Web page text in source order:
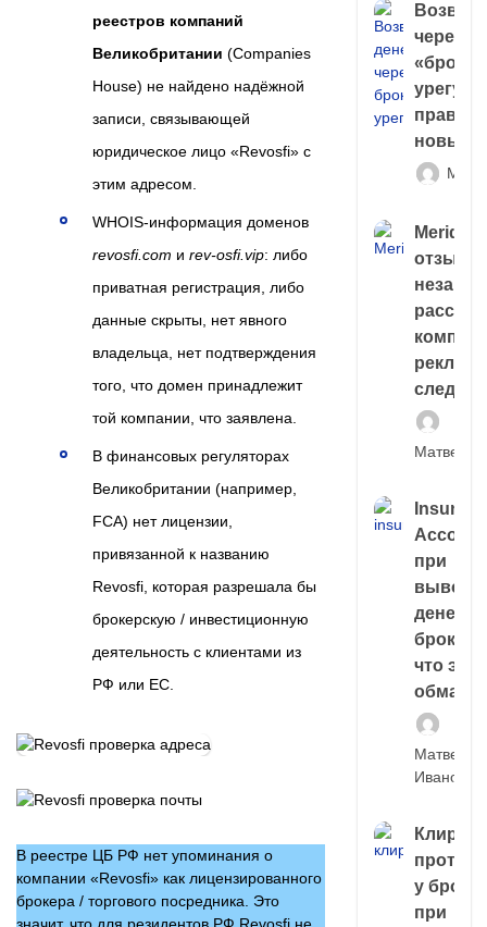
реестров компаний
Великобритании (Companies
House) не найдено надёжной
записи, связывающей
юридическое лицо «Revosfi» с
этим адресом.
WHOIS-информация доменов
revosfi.com и rev-osfi.vip: либо
приватная регистрация, либо
данные скрыты, нет явного
владельца, нет подтверждения
того, что домен принадлежит
той компании, что заявлена.
В финансовых регуляторах
Великобритании (например,
FCA) нет лицензии,
привязанной к названию
Revosfi, которая разрешала бы
брокерскую / инвестиционную
деятельность с клиентами из
РФ или ЕС.
В реестре ЦБ РФ нет упоминания о
компании «Revosfi» как лицензированного
брокера / торгового посредника. Это
через
правда
новый
следа
Матвей
Account
при
выводе
денег у
что это,
обман?
Матвей
Иванов
Клиринг
у
при